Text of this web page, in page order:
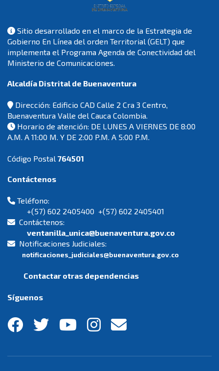
Sitio desarrollado en el marco de la Estrategia de
Gobierno En Línea del orden Territorial (GELT) que
implementa el Programa Agenda de Conectividad del
Ministerio de Comunicaciones.
Alcaldía Distrital de Buenaventura
Dirección: Edificio CAD Calle 2 Cra 3 Centro,
Buenaventura Valle del Cauca Colombia.
Horario de atención: DE LUNES A VIERNES DE 8:00
A.M. A 11:00 M. Y DE 2:00 P.M. A 5:00 P.M.
Código Postal 764501
Contáctenos
Teléfono:
+(57) 602 2405400 +(57) 602 2405401
Contáctenos:
ventanilla_unica@buenaventura.gov.co
Notificaciones Judiciales:
notificaciones_judiciales@buenaventura.gov.co
Contactar otras dependencias
Síguenos